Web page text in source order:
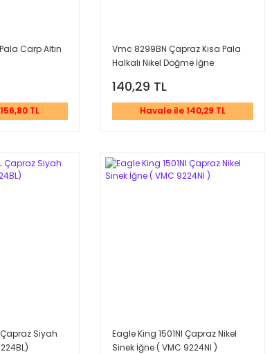
Carp Altın
TL
Vmc 8299BN Çapraz Kısa Pala
Halkalı Nikel Döğme İğne
140,29 TL
Havale ile 140,29 TL
Çapraz Siyah
Eagle King 1501NI Çapraz Nikel
Sinek İğne ( VMC 9224NI )